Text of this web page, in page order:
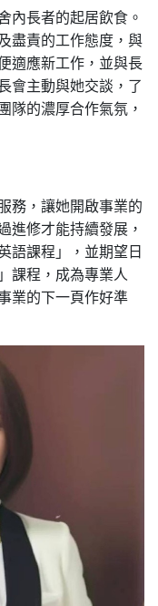
內長者的起居飲食。
盡責的工作態度，與
適應新工作，並與長
會主動與她交談，了
隊的濃厚合作氣氛，
務，讓她開啟事業的
進修才能持續發展，
語課程」，並期望日
課程，成為專業人
業的下一頁作好準